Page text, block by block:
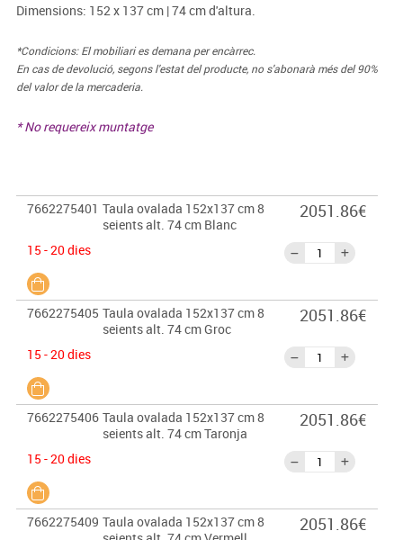
Dimensions: 152 x 137 cm | 74 cm d'altura.
*Condicions: El mobiliari es demana per encàrrec.
En cas de devolució, segons l'estat del producte, no s'abonarà més del 90%
del valor de la mercaderia.
* No requereix muntatge
7662275401 Taula ovalada 152x137 cm 8
seients alt. 74 cm Blanc
15 - 20 dies
2051.86€
7662275405 Taula ovalada 152x137 cm 8
seients alt. 74 cm Groc
15 - 20 dies
2051.86€
7662275406 Taula ovalada 152x137 cm 8
seients alt. 74 cm Taronja
15 - 20 dies
2051.86€
7662275409 Taula ovalada 152x137 cm 8
2051.86€